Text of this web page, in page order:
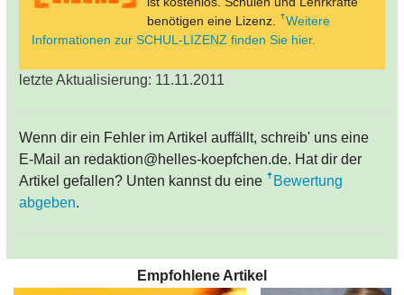
benötigen eine Lizenz.
Weitere
Informationen zur SCHUL-LIZENZ finden Sie hier.
letzte Aktualisierung: 11.11.2011
Wenn dir ein Fehler im Artikel auffällt, schreib' uns eine
E-Mail an redaktion@helles-koepfchen.de. Hat dir der
Artikel gefallen? Unten kannst du eine
Bewertung
abgeben.
Empfohlene Artikel